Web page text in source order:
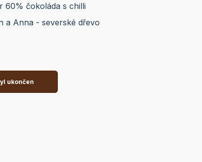
60% čokoláda s chilli
a Anna - severské dřevo
ukončen